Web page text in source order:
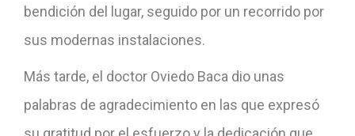
bendición del lugar, seguido por un recorrido por
sus modernas instalaciones.
Más tarde, el doctor Oviedo Baca dio unas
palabras de agradecimiento en las que expresó